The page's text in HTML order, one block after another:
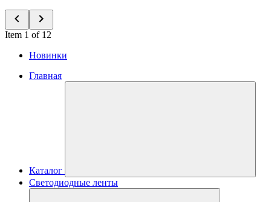
Item 1 of 12
Новинки
Главная
Каталог
Светодиодные ленты